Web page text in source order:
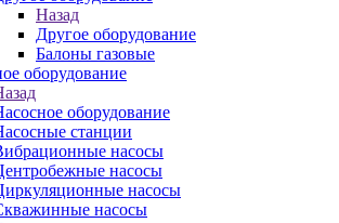
Назад
Другое оборудование
Балоны газовые
оборудование
оборудование
станции
насосы
насосы
насосы
насосы